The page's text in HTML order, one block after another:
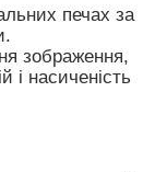
печах за
зображення,
і насиченість